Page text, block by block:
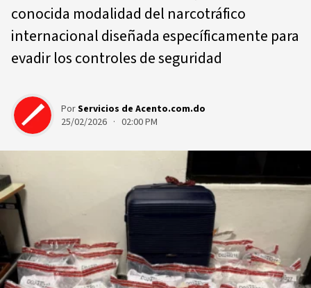
conocida modalidad del narcotráfico
internacional diseñada específicamente para
evadir los controles de seguridad
PorServicios de Acento.com.do
25/02/2026 · 02:00 PM